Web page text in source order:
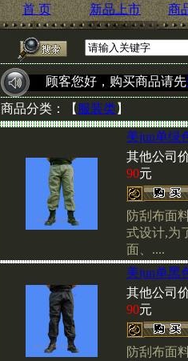
首 页 新品上市 商
顾客您好，购买商品请先
商品分类：
【 服装类】
美jun单绿
其他公司价
90元
防刮布面
式设计,为
面、....
美jun单黑
其他公司价
90元
防刮布面